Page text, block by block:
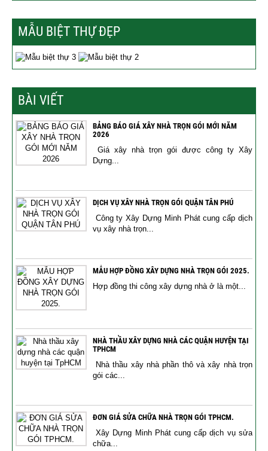
MẪU BIỆT THỰ ĐẸP
BÀI VIẾT
BẢNG BÁO GIÁ XÂY NHÀ TRỌN GÓI MỚI NĂM
2026
Giá xây nhà trọn gói được công ty Xây
Dựng...
DỊCH VỤ XÂY NHÀ TRỌN GÓI QUẬN TÂN PHÚ
Công ty Xây Dựng Minh Phát cung cấp dịch
vụ xây nhà trọn...
MẪU HỢP ĐỒNG XÂY DỰNG NHÀ TRỌN GÓI 2025.
Hợp đồng thi công xây dựng nhà ở là một...
NHÀ THẦU XÂY DỰNG NHÀ CÁC QUẬN HUYỆN TẠI
TPHCM
Nhà thầu xây nhà phần thô và xây nhà trọn
gói các...
ĐƠN GIÁ SỬA CHỮA NHÀ TRỌN GÓI TPHCM.
Xây Dựng Minh Phát cung cấp dịch vụ sửa
chữa...